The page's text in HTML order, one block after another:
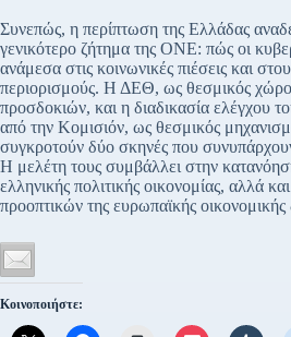
Συνεπώς, η περίπτωση της Ελλάδας
γενικότερο ζήτημα της ΟΝΕ: πώς οι
ανάμεσα στις κοινωνικές πιέσεις και
περιορισμούς. Η ΔΕΘ, ως θεσμικός
προσδοκιών, και η διαδικασία ελέγχου
από την Κομισιόν, ως θεσμικός
συγκροτούν δύο σκηνές που
Η μελέτη τους συμβάλλει στην
ελληνικής πολιτικής οικονομίας, αλλά
προοπτικών της ευρωπαϊκής
Κοινοποιήστε: